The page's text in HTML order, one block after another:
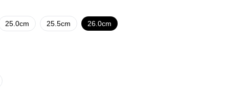
25.0cm 25.5cm 26.0cm